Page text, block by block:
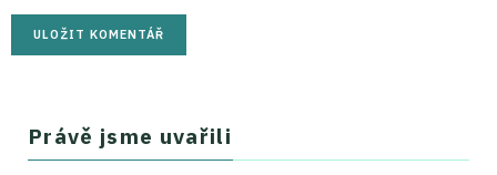
Právě jsme uvařili